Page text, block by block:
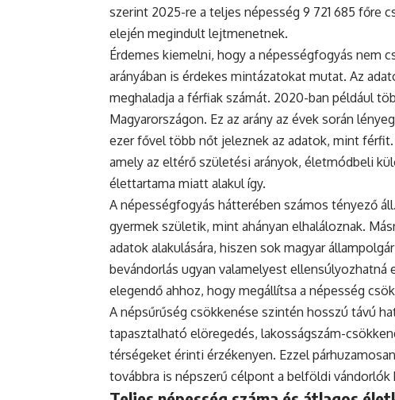
szerint 2025-re a teljes népesség 9 721 685 főre
elején megindult lejtmenetnek.
Érdemes kiemelni, hogy a népességfogyás nem
arányában is érdekes mintázatokat mutat. Az
meghaladja a férfiak számát. 2020-ban például
Magyarországon. Ez az arány az évek során
ezer fővel több nőt jeleznek az adatok, mint
amely az eltérő születési arányok, életmódbeli
élettartama miatt alakul így.
A népességfogyás hátterében számos tényező
gyermek születik, mint ahányan elhaláloznak.
adatok alakulására, hiszen sok magyar
bevándorlás ugyan valamelyest
elegendő ahhoz, hogy megállítsa a népesség
A népsűrűség csökkenése szintén hosszú távú
tapasztalható elöregedés, lakosságszám-
térségeket érinti érzékenyen. Ezzel
továbbra is népszerű célpont a belföldi vándorlók